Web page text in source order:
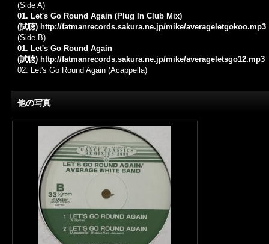
(Side A)
01. Let's Go Round Again (Plug In Club Mix)
(試聴) http://fatmanrecords.sakura.ne.jp/mike/averageletgokoo.mp3
(Side B)
01. Let's Go Round Again
(試聴) http://fatmanrecords.sakura.ne.jp/mike/averageletsgo12.mp3
02. Let's Go Round Again (Acappella)
他の写真